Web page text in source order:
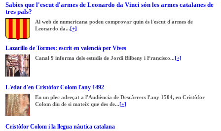
Sabies que l'escut d'armes de Leonardo da Vinci són les armes catalanes de
tres pals?
Al web de numericana podeu comprovar quin és l'escut d'armes de
Leonardo da...[+]
Lazarillo de Tormes: escrit en valencià per Vives
Canal 9 informa dels estudis de Jordi Bilbeny i Francisco...[+]
L'edat d'en Cristòfor Colom l'any 1492
En un plec adreçat a l'Audiència de Descàrrecs l'any 1504, en Cristòfor
Colom diu de si mateix que des de...[+]
Cristòfor Colom i la llegua nàutica catalana